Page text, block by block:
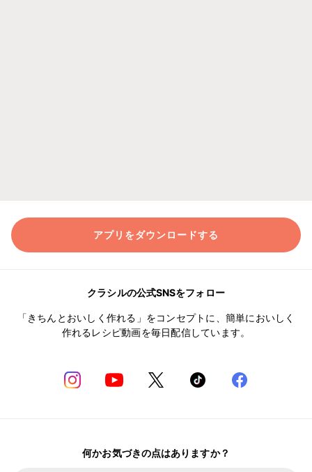
アプリをダウンロードする
クラシルの公式SNSをフォロー
「きちんとおいしく作れる」をコンセプトに、簡単においしく
作れるレシピ動画を毎日配信しています。
何かお気づきの点はありますか？